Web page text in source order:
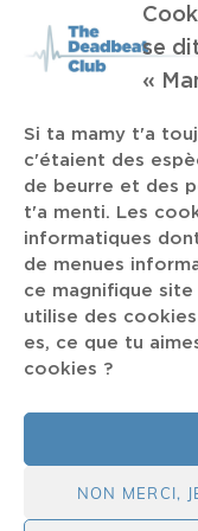
se
«
Si ta mamy t'a
c'étaient des
de beurre et des
t'a menti. Les
informatiques
de menues
ce magnifique
utilise des
es, ce que tu
cookies ?
NON MERCI,
TAGS
No Future Musée
David Hasselhoff
Catherine Graindorge
Bucolique Festival
LCD SOundsystem
Gilla Band